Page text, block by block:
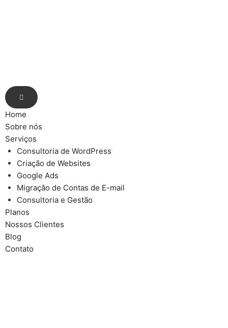
Home
Sobre nós
Serviços
Consultoria de WordPress
Criação de Websites
Google Ads
Migração de Contas de E-mail
Consultoria e Gestão
Planos
Nossos Clientes
Blog
Contato